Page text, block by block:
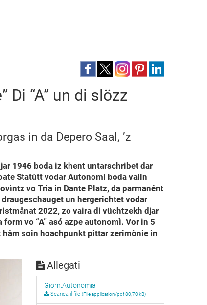
“A” un di slözz
in da Depero Saal, ’z
1946 boda iz khent untarschribet dar
Statùtt vodar Autonomì boda valln
vo Tria in Dante Platz, da parmanént
un hergerichtet vodar
2022, zo vaira di vüchtzekh djar
vo “A” asó azpe autonomì. Vor in 5
håm soin hoachpunkt pittar zerimònie in
Allegati
Giorn.Autonomia
Scarica il file (File application/pdf 80,70 kB)